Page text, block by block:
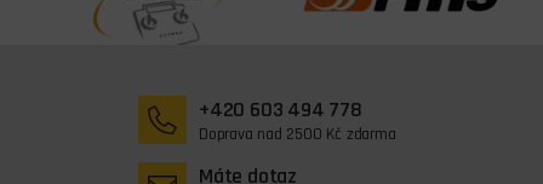
+420 603 494 778
Doprava nad 2500 Kč zdarma
Máte dotaz